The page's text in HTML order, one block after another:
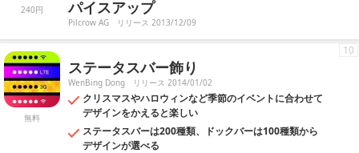
240円
パイスアップ
Pilcrow AG リリース 2013/12/09
無料
ステータスバー飾り
WenBing Dong リリース 2014/01/02
クリスマスやハロウィンなど季節のイベントに合わせて
デザインをかえると楽しい
ステータスバーは200種類、ドックバーは100種類から
デザインが選べる
10